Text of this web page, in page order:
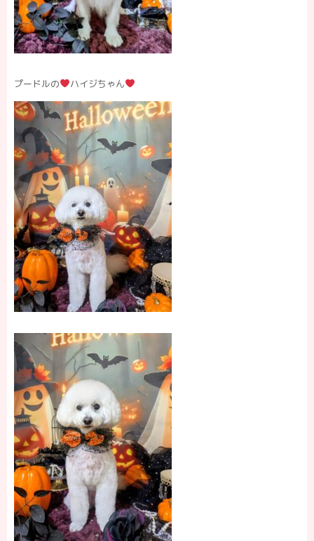
プードルの ハイジちゃん